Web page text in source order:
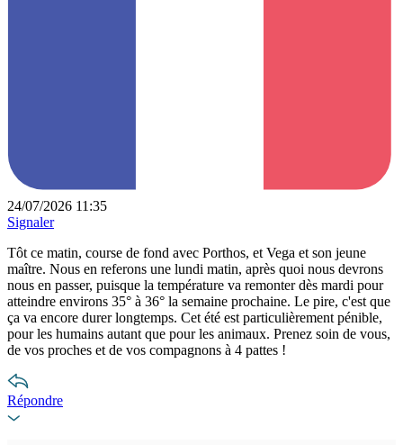
24/07/2026 11:35
Signaler
Tôt ce matin, course de fond avec Porthos, et Vega et son jeune
maître. Nous en referons une lundi matin, après quoi nous devrons
nous en passer, puisque la température va remonter dès mardi pour
atteindre environs 35° à 36° la semaine prochaine. Le pire, c'est que
ça va encore durer longtemps. Cet été est particulièrement pénible,
pour les humains autant que pour les animaux. Prenez soin de vous,
de vos proches et de vos compagnons à 4 pattes !
Répondre